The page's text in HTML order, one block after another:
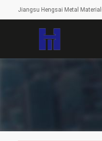
Jiangsu Hengsai Metal